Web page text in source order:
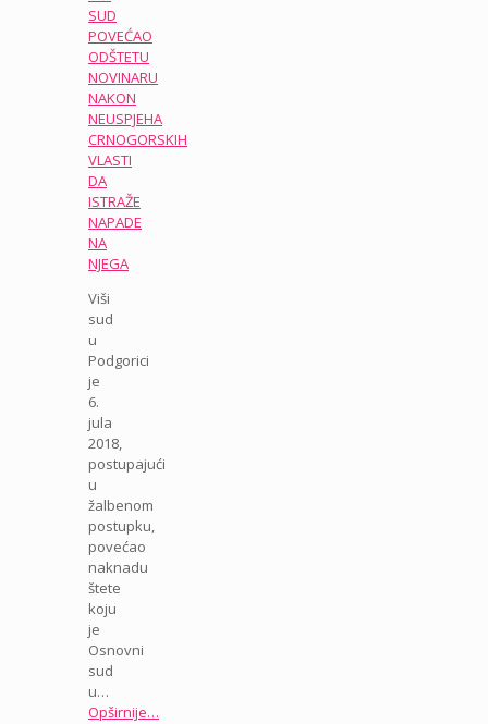
SUD
POVEĆAO
ODŠTETU
NOVINARU
NAKON
NEUSPJEHA
CRNOGORSKIH
VLASTI
DA
ISTRAŽE
NAPADE
NA
NJEGA
Viši
sud
u
Podgorici
je
6.
jula
2018,
postupajući
u
žalbenom
postupku,
povećao
naknadu
štete
koju
je
Osnovni
sud
u…
Opširnije…